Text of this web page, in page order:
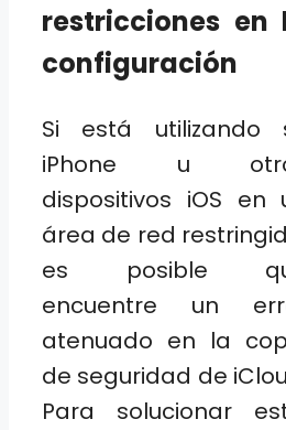
restricciones en
configuración
Si está utilizando
iPhone u
dispositivos iOS en
área de red
es posible
encuentre un
atenuado en la
de seguridad de
Para solucionar